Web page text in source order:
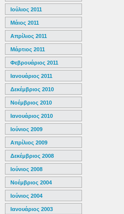
Ιούλιος 2011
Μάιος 2011
Απρίλιος 2011
Μάρτιος 2011
Φεβρουάριος 2011
Ιανουάριος 2011
Δεκέμβριος 2010
Νοέμβριος 2010
Ιανουάριος 2010
Ιούνιος 2009
Απρίλιος 2009
Δεκέμβριος 2008
Ιούνιος 2008
Νοέμβριος 2004
Ιούνιος 2004
Ιανουάριος 2003